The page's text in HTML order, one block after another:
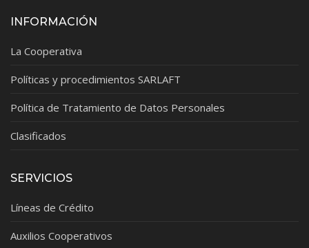
INFORMACIÓN
La Cooperativa
Políticas y procedimientos SARLAFT
Política de Tratamiento de Datos Personales
Clasificados
SERVICIOS
Líneas de Crédito
Auxilios Cooperativos